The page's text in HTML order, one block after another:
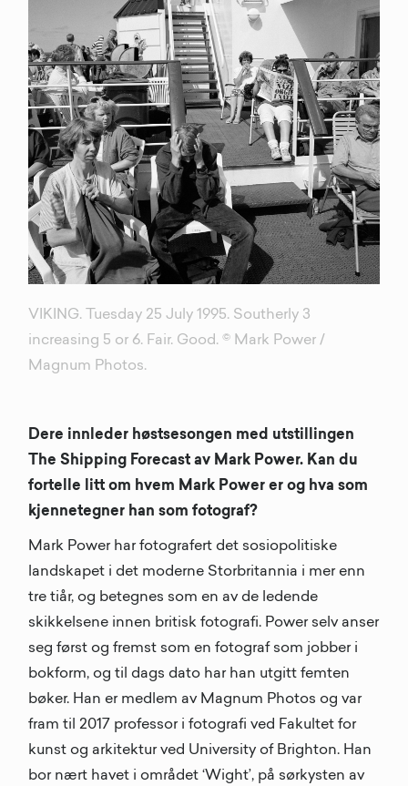
VIKING. Tuesday 25 July 1995. Southerly 3
increasing 5 or 6. Fair. Good. © Mark Power /
Magnum Photos.
Dere innleder høstsesongen med utstillingen
The Shipping Forecast av Mark Power. Kan du
fortelle litt om hvem Mark Power er og hva som
kjennetegner han som fotograf?
Mark Power har fotografert det sosiopolitiske
landskapet i det moderne Storbritannia i mer enn
tre tiår, og betegnes som en av de ledende
skikkelsene innen britisk fotografi. Power selv anser
seg først og fremst som en fotograf som jobber i
bokform, og til dags dato har han utgitt femten
bøker. Han er medlem av Magnum Photos og var
fram til 2017 professor i fotografi ved Fakultet for
kunst og arkitektur ved University of Brighton. Han
bor nært havet i området ‘Wight’, på sørkysten av